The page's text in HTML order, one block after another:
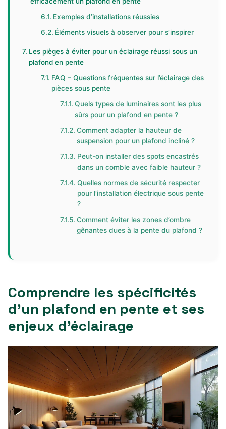
Exemples d’installations réussies
Éléments visuels à observer pour s’inspirer
Les pièges à éviter pour un éclairage réussi sous un
plafond en pente
FAQ – Questions fréquentes sur l’éclairage des
pièces sous pente
Quels types de luminaires sont les plus
sûrs pour un plafond en pente ?
Comment adapter la hauteur de
suspension pour un plafond incliné ?
Peut-on installer des spots encastrés
dans un comble avec faible hauteur ?
Quelles normes de sécurité respecter
pour l’installation électrique sous pente
?
Comment éviter les zones d’ombre
gênantes dues à la pente du plafond ?
Comprendre les spécificités
d’un plafond en pente et ses
enjeux d’éclairage